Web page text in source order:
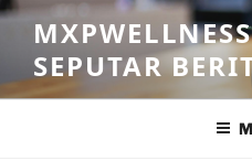
Skip
contentSEPUTAR